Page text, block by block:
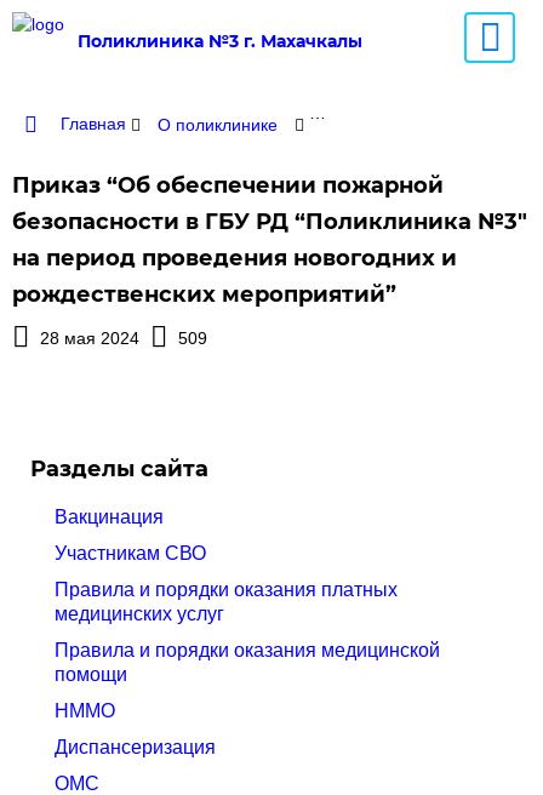
Поликлиника №3 г. Махачкалы
Главная О поликлинике Нормативные документы
Приказ “Об обеспечении пожарной
безопасности в ГБУ РД “Поликлиника №3″
на период проведения новогодних и
рождественских мероприятий”
28 мая 2024 509
Разделы сайта
Вакцинация
Участникам СВО
Правила и порядки оказания платных
медицинских услуг
Правила и порядки оказания медицинской
помощи
НММО
Диспансеризация
ОМС